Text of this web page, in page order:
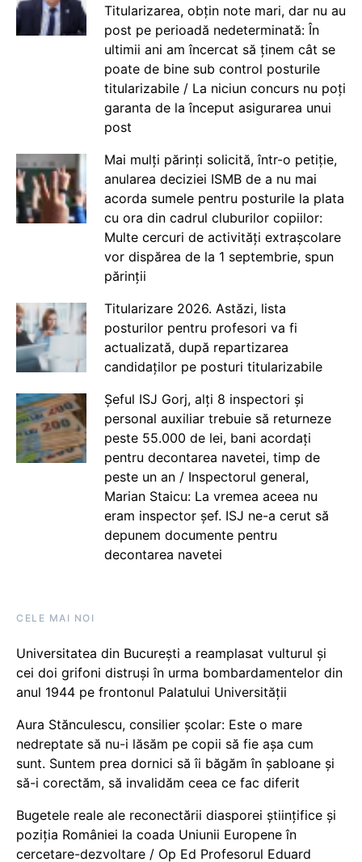
Titularizarea, obțin note mari, dar nu au
post pe perioadă nedeterminată: În
ultimii ani am încercat să ținem cât se
poate de bine sub control posturile
titularizabile / La niciun concurs nu poți
garanta de la început asigurarea unui
post
Mai mulți părinți solicită, într-o petiție,
anularea deciziei ISMB de a nu mai
acorda sumele pentru posturile la plata
cu ora din cadrul cluburilor copiilor:
Multe cercuri de activități extrașcolare
vor dispărea de la 1 septembrie, spun
părinții
Titularizare 2026. Astăzi, lista
posturilor pentru profesori va fi
actualizată, după repartizarea
candidaților pe posturi titularizabile
Șeful ISJ Gorj, alți 8 inspectori și
personal auxiliar trebuie să returneze
peste 55.000 de lei, bani acordați
pentru decontarea navetei, timp de
peste un an / Inspectorul general,
Marian Staicu: La vremea aceea nu
eram inspector șef. ISJ ne-a cerut să
depunem documente pentru
decontarea navetei
CELE MAI NOI
Universitatea din București a reamplasat vulturul și
cei doi grifoni distruși în urma bombardamentelor din
anul 1944 pe frontonul Palatului Universității
Aura Stănculescu, consilier școlar: Este o mare
nedreptate să nu-i lăsăm pe copii să fie așa cum
sunt. Suntem prea dornici să îi băgăm în șabloane și
să-i corectăm, să invalidăm ceea ce fac diferit
Bugetele reale ale reconectării diasporei științifice și
poziția României la coada Uniunii Europene în
cercetare-dezvoltare / Op Ed Profesorul Eduard